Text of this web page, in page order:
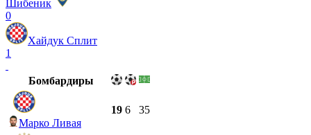
Шибеник
0
Хайдук Сплит
1
Бомбардиры
Марко Ливая
19 6 35